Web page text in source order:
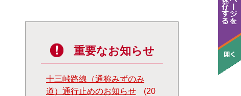
重要なお知らせ
十三峠路線（通称みずのみ
道）通行止めのお知らせ
20